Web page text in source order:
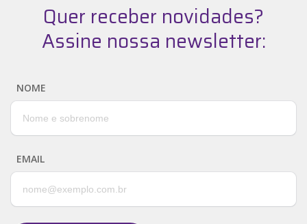
Quer receber novidades?
Assine nossa newsletter:
NOME
EMAIL